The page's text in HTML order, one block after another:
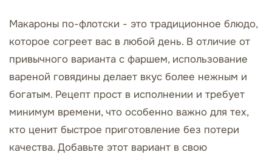
Макароны по-флотски - это традиционное блюдо,
которое согреет вас в любой день. В отличие от
привычного варианта с фаршем, использование
вареной говядины делает вкус более нежным и
богатым. Рецепт прост в исполнении и требует
минимум времени, что особенно важно для тех,
кто ценит быстрое приготовление без потери
качества. Добавьте этот вариант в свою